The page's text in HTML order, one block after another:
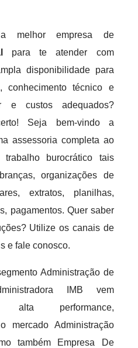
melhor empresa de
para te atender com
disponibilidade para
conhecimento técnico e
e custos adequados?
Seja bem-vindo a
assessoria completa ao
burocrático tais
organizações de
extratos, planilhas,
pagamentos. Quer saber
Utilize os canais de
e fale conosco.
Administração de
IMB vem
alta performance,
mercado Administração
também Empresa De